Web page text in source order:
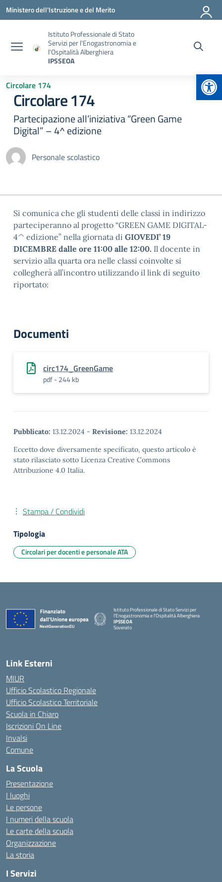
Vai ai contenuti
Vai al menu di navigazione
Vai al footer
Ministero dell'Istruzione e del Merito
Istituto Professionale di Stato
Servizi per l'Enogastronomia e
l'Ospitalità Alberghiera
IPSSEOA
Circolare 174
Circolare 174
Partecipazione all’iniziativa “Green Game
Digital” – 4^ edizione
Personale scolastico
Si comunica che gli studenti delle classi in indirizzo
parteciperanno al progetto “GREEN GAME DIGITAL-
4^ edizione” nella giornata di GIOVEDI’ 19
DICEMBRE dalle ore 11:00 alle 12:00. Il docente in
servizio alla quarta ora nelle classi coinvolte si
collegherà all’incontro utilizzando il link di seguito
riportato:
Documenti
circ174_GreenGame
pdf - 244 kb
Pubblicato: 13.12.2024 - Revisione: 13.12.2024
Eccetto dove diversamente specificato, questo articolo è
stato rilasciato sotto Licenza Creative Commons
Attribuzione 4.0 Italia.
Stampa / Condividi
Tipologia
Circolari per docenti e personale ATA
Istituto Professionale di Stato Servizi per
l'Enogastronomia e l'Ospitalità Alberghiera
IPSSEOA
Soverato
Link Esterni
MIUR
Ufficio Scolastico Regionale
Ufficio Scolastico Territoriale
Scuola in Chiaro
Iscrizioni On Line
Invalsi
Comune
La Scuola
Presentazione
I luoghi
Le persone
I numeri della scuola
Le carte della scuola
Organizzazione
La storia
I Servizi